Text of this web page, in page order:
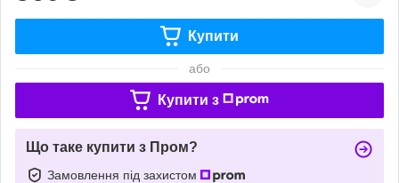
Купити
або
Купити з
Що таке купити з Пром?
Замовлення під захистом